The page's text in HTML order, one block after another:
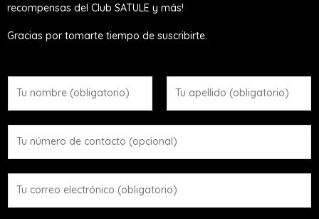
recompensas del Club SATULE y más!
Gracias por tomarte tiempo de suscribirte.
r
e
b
e
l
l
i
r